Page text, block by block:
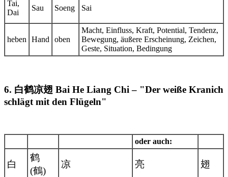
Tai,
Dai
Sau Soeng Sai
heben Hand oben
Macht, Einfluss, Kraft, Potential, Tendenz,
Bewegung, äußere Erscheinung, Zeichen,
Geste, Situation, Bedingung
6. 白鹤凉翅 Bai He Liang Chi – "Der weiße Kranich
schlägt mit den Flügeln"
oder auch:
白
鹤
(鶴)
凉 亮 翅